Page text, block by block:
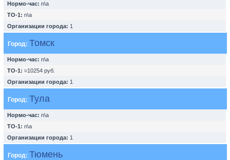
Нормо-час: n\a
ТО-1: n\a
Организации города: 1
Город: Томск
Нормо-час: n\a
ТО-1: ≈10254 руб.
Организации города: 1
Город: Тула
Нормо-час: n\a
ТО-1: n\a
Организации города: 1
Город: Тюмень